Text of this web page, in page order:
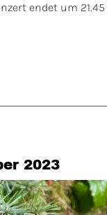
endet um
2023